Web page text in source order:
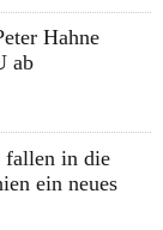
Hahne
ab
fallen in die
ein neues